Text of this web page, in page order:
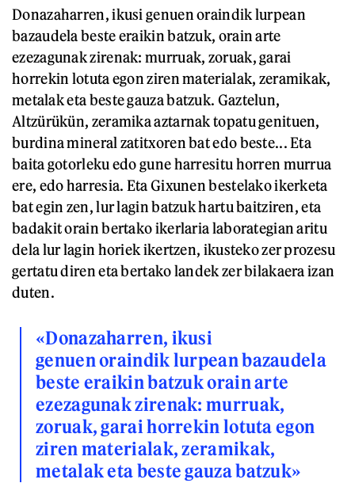
Donazaharren, ikusi genuen oraindik lurpean
bazaudela beste eraikin batzuk, orain arte
ezezagunak zirenak: murruak, zoruak, garai
horrekin lotuta egon ziren materialak, zeramikak,
metalak eta beste gauza batzuk. Gaztelun,
Altzürükün, zeramika aztarnak topatu genituen,
burdina mineral zatitxoren bat edo beste... Eta
baita gotorleku edo gune harresitu horren murrua
ere, edo harresia. Eta Gixunen bestelako ikerketa
bat egin zen, lur lagin batzuk hartu baitziren, eta
badakit orain bertako ikerlaria laborategian aritu
dela lur lagin horiek ikertzen, ikusteko zer prozesu
gertatu diren eta bertako landek zer bilakaera izan
duten.
«Donazaharren, ikusi
genuen oraindik lurpean bazaudela
beste eraikin batzuk orain arte
ezezagunak zirenak: murruak,
zoruak, garai horrekin lotuta egon
ziren materialak, zeramikak,
metalak eta beste gauza batzuk»